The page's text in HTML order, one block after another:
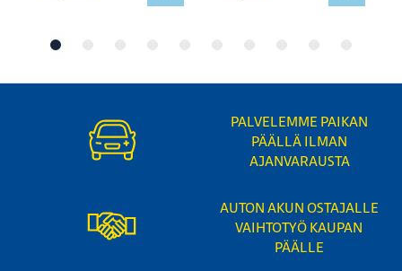
PALVELEMME PAIKAN
PÄÄLLÄ ILMAN
AJANVARAUSTA
AUTON AKUN OSTAJALLE
VAIHTOTYÖ KAUPAN
PÄÄLLE